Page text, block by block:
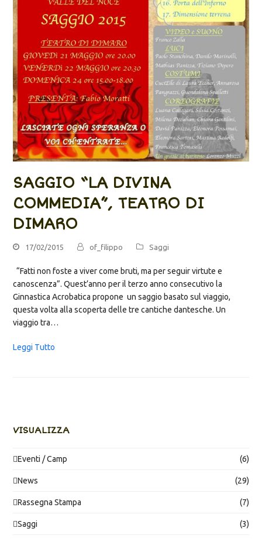
SAGGIO “LA DIVINA
COMMEDIA”, TEATRO DI
DIMARO
17/02/2015 of_filippo Saggi
“Fatti non foste a viver come bruti, ma per seguir virtute e
canoscenza”. Quest’anno per il terzo anno consecutivo la
Ginnastica Acrobatica propone un saggio basato sul viaggio,
questa volta alla scoperta delle tre cantiche dantesche. Un
viaggio tra…
Leggi Tutto
VISUALIZZA
Eventi / Camp (6)
News (29)
Rassegna Stampa (7)
Saggi (3)